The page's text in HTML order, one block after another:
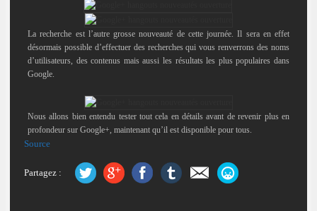
La recherche est l’autre grosse nouveauté de cette journée. Il sera en effet
désormais possible d’effectuer des recherches qui vous renverrons des noms
d’utilisateurs, des contenus mais aussi les résultats les plus populaires dans
Google.
Nous allons bien entendu tester tout cela en détails avant de revenir plus en
profondeur sur Google+, maintenant qu’il est disponible pour tous.
Source
Partagez :